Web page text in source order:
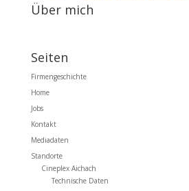
Über mich
Seiten
Firmengeschichte
Home
Jobs
Kontakt
Mediadaten
Standorte
Cineplex Aichach
Technische Daten